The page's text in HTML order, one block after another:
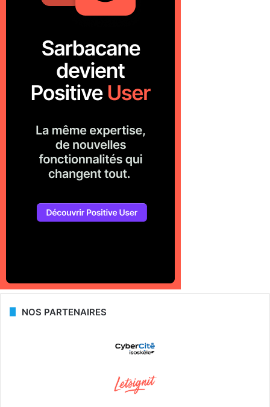
NOS PARTENAIRES